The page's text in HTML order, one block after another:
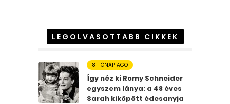
LEGOLVASOTTABB CIKKEK
8 HÓNAP AGO
Így néz ki Romy Schneider
egyszem lánya: a 48 éves
Sarah kiköpött édesanyja